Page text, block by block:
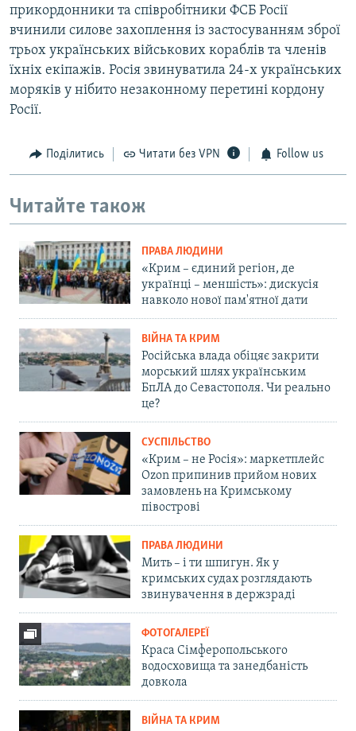
прикордонники та співробітники ФСБ Росії
вчинили силове захоплення із застосуванням зброї
трьох українських військових кораблів та членів
їхніх екіпажів. Росія звинуватила 24-х українських
моряків у нібито незаконному перетині кордону
Росії.
Поділитись Читати без VPN Follow us
Читайте також
ПРАВА ЛЮДИНИ
«Крим – єдиний регіон, де
українці – меншість»: дискусія
навколо нової пам'ятної дати
ВІЙНА ТА КРИМ
Російська влада обіцяє закрити
морський шлях українським
БпЛА до Севастополя. Чи реально
це?
СУСПІЛЬСТВО
«Крим – не Росія»: маркетплейс
Ozon припинив прийом нових
замовлень на Кримському
півострові
ПРАВА ЛЮДИНИ
Мить – і ти шпигун. Як у
кримських судах розглядають
звинувачення в держзраді
ФОТОГАЛЕРЕЇ
Краса Сімферопольського
водосховища та занедбаність
довкола
ВІЙНА ТА КРИМ